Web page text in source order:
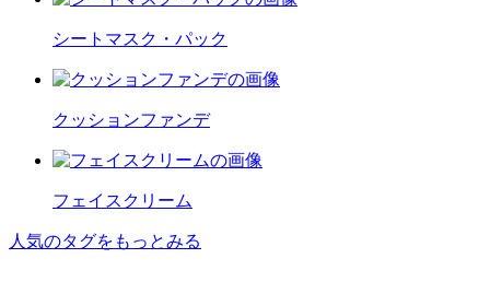
シートマスク・パック
クッションファンデ
フェイスクリーム
人気のタグをもっとみる